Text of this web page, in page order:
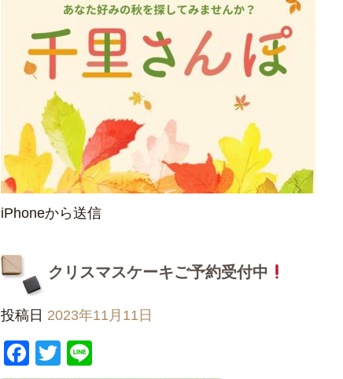
iPhoneから送信
クリスマスケーキご予約受付中
投稿日 2023年11月11日
Facebook
Twitter